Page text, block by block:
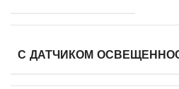
С ДАТЧИКОМ